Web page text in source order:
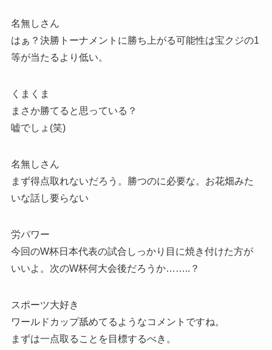
名無しさん
はぁ？決勝トーナメントに勝ち上がる可能性は宝クジの1
等が当たるより低い。
くまくま
まさか勝てると思っている？
嘘でしょ(笑)
名無しさん
まず得点取れないだろう。勝つのに必要な。お花畑みた
いな話し要らない
労パワー
今回のW杯日本代表の試合しっかり目に焼き付けた方が
いいよ。次のW杯何大会後だろうか……..？
スポーツ大好き
ワールドカップ舐めてるようなコメントですね。
まずは一点取ることを目標するべき。